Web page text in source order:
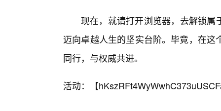
现在，就请打开浏览器，去解锁属
迈向卓越人生的坚实台阶。毕竟，在
同行，与权威共进。
活动：【